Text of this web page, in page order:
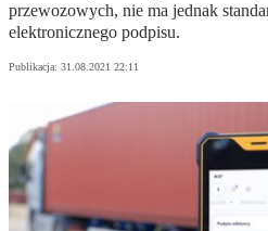
przewozowych, nie ma jednak
elektronicznego podpisu.
Publikacja: 31.08.2021 22:11